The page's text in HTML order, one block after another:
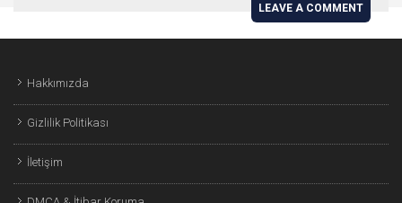
LEAVE A COMMENT
Hakkımızda
Gizlilik Politikası
İletişim